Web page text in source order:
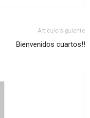
Artículo siguiente
Bienvenidos cuartos!!